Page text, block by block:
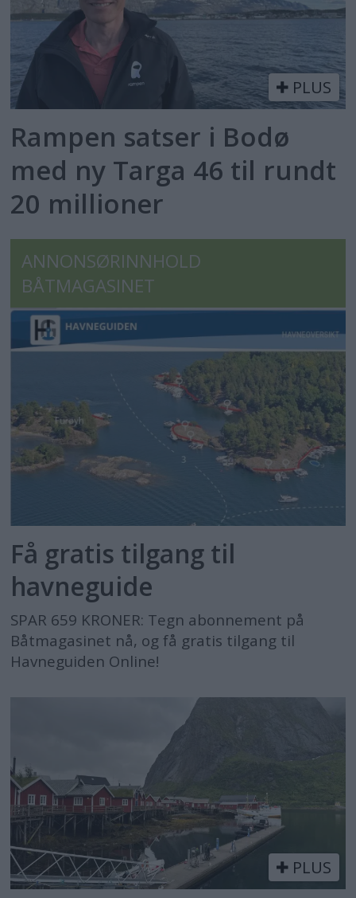
PLUS
Rampen satser i Bodø
med ny Targa 46 til rundt
20 millioner
ANNONSØRINNHOLD
BÅTMAGASINET
Få gratis tilgang til
havneguide
SPAR 659 KRONER: Tegn abonnement på
Båtmagasinet nå, og få gratis tilgang til
Havneguiden Online!
PLUS